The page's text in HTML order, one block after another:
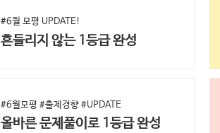
#6월 모평 UPDATE!
흔들리지 않는 1등급 완성
#6월모평 #출제경향 #UPDATE
올바른 문제풀이로 1등급 완성